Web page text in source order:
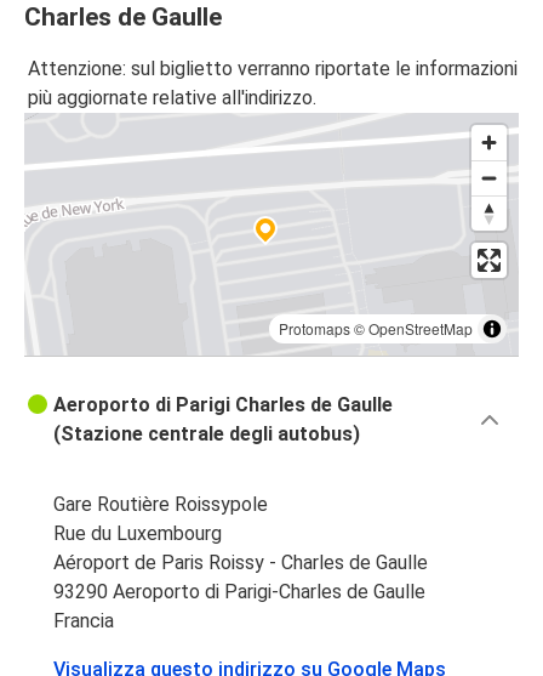
Charles de Gaulle
Attenzione: sul biglietto verranno riportate le informazioni
più aggiornate relative all'indirizzo.
Protomaps©OpenStreetMap
Aeroporto di Parigi Charles de Gaulle
(Stazione centrale degli autobus)
Gare Routière Roissypole
Rue du Luxembourg
Aéroport de Paris Roissy - Charles de Gaulle
93290 Aeroporto di Parigi-Charles de Gaulle
Francia
Visualizza questo indirizzo su Google Maps